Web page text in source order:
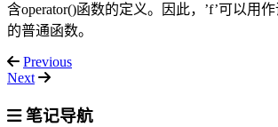
含operator()函数的定义。因此，’f’可以用
的普通函数。
Previous
Next
笔记导航